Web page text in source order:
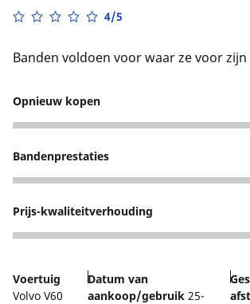
4/5
Banden voldoen voor waar ze voor zijn
Opnieuw kopen
4
Bandenprestaties
3
Prijs-kwaliteitverhouding
3
Voertuig
Volvo V60
Datum van
aankoop/gebruik 25-